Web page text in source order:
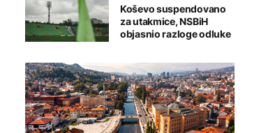
Koševo suspendovano
za utakmice, NSBiH
objasnio razloge odluke